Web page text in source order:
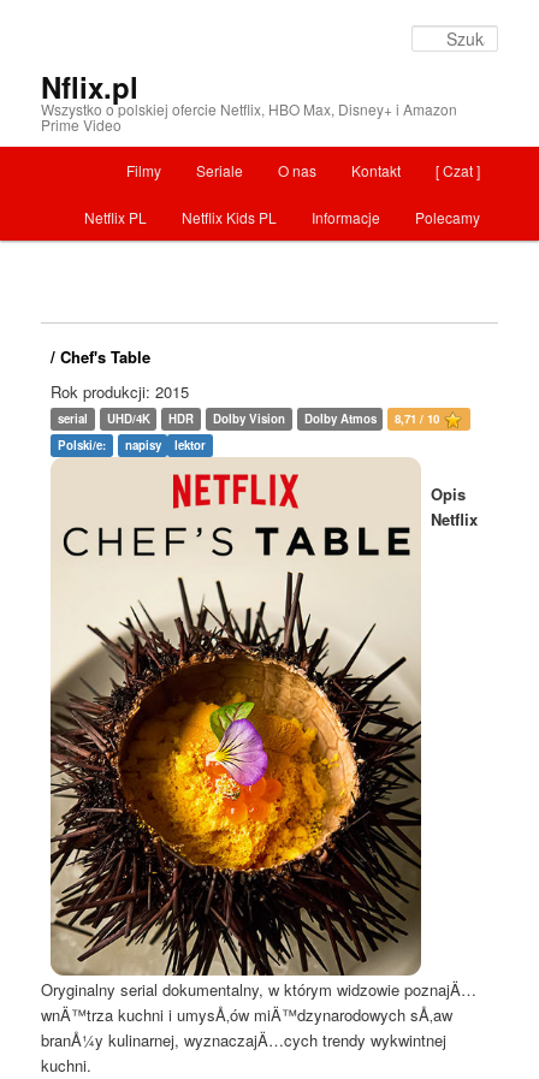
Nflix.pl
Wszystko o polskiej ofercie Netflix, HBO Max, Disney+ i Amazon
Prime Video
Menu główne
Przeskocz do tekstu [ Czat ]
Kontakt
O nas
Seriale
Filmy
Polecamy
Informacje
Netflix Kids PL
Netflix PL
/ Chef's Table
Rok produkcji: 2015
serial UHD/4K HDR Dolby Vision Dolby Atmos
8,71 / 10
Polski/e:
napisy lektor
Opis
Netflix
Oryginalny serial dokumentalny, w którym widzowie poznajÄ…
wnÄ™trza kuchni i umysÅ‚ów miÄ™dzynarodowych sÅ‚aw
branÅ¼y kulinarnej, wyznaczajÄ…cych trendy wykwintnej
kuchni.